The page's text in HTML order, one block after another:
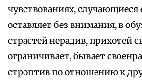
чувствованиях, случающиеся
оставляет без внимания, в
страстей нерадив, прихотей
ограничивает, бывает
строптив по отношению к